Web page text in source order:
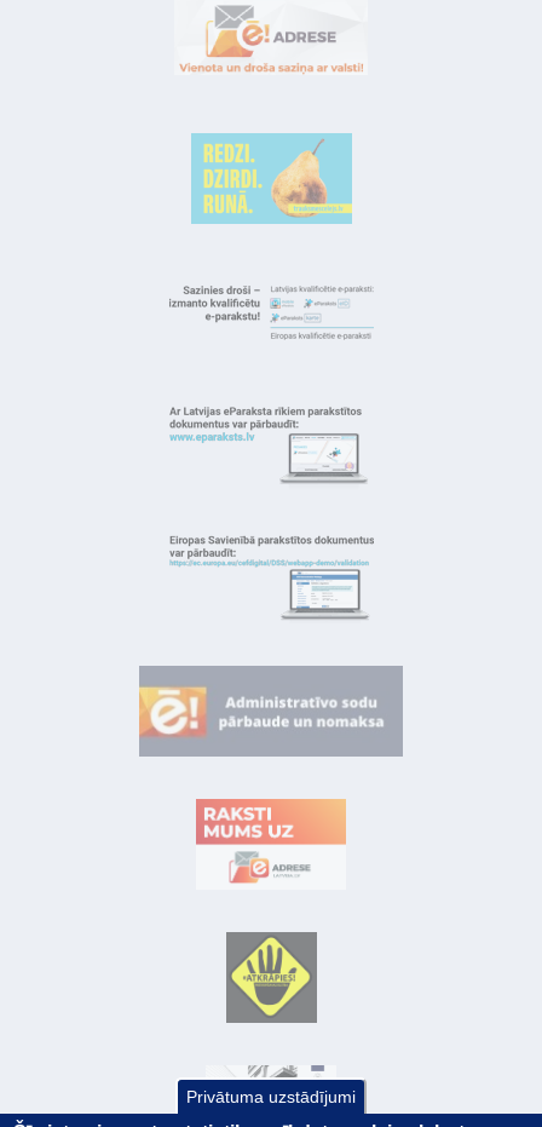
Privātuma uzstādījumi